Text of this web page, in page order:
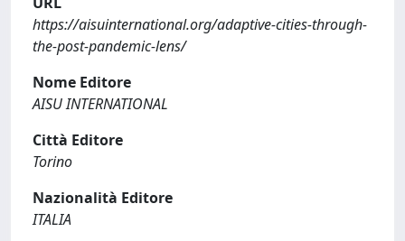
https://aisuinternational.org/adaptive-cities-through-
the-post-pandemic-lens/
Nome Editore
AISU INTERNATIONAL
Città Editore
Torino
Nazionalità Editore
ITALIA